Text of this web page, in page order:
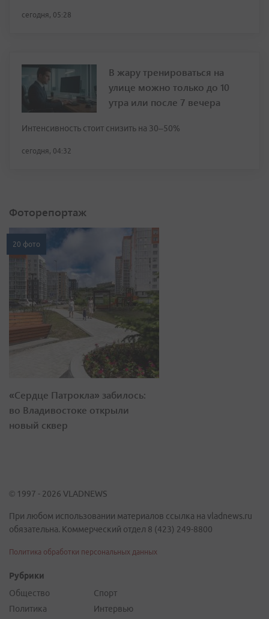
сегодня, 05:28
В жару тренироваться на
улице можно только до 10
утра или после 7 вечера
Интенсивность стоит снизить на 30–50%
сегодня, 04:32
Фоторепортаж
20 фото
«Сердце Патрокла» забилось:
во Владивостоке открыли
новый сквер
© 1997 - 2026 VLADNEWS
При любом использовании материалов ссылка на vladnews.ru
обязательна. Коммерческий отдел 8 (423) 249-8800
Политика обработки персональных данных
Рубрики
Общество
Политика
Спорт
Интервью